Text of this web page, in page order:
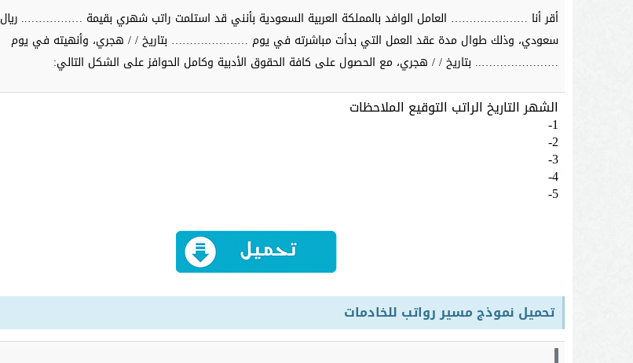
أقر أنا ………………… العامل الوافد بالمملكة العربية السعودية بأنني قد استلمت راتب شهري بقيمة …………….. ريال
سعودي، وذلك طوال مدة عقد العمل التي بدأت مباشرته في يوم ………………… بتاريخ / / هجري، وأنهيته في يوم
………………….. بتاريخ / / هجري، مع الحصول على كافة الحقوق الأدبية وكامل الحوافز على الشكل التالي:
الشهر التاريخ الراتب التوقيع الملاحظات
1-
2-
3-
4-
5-
تحميل نموذج مسير رواتب للخادمات